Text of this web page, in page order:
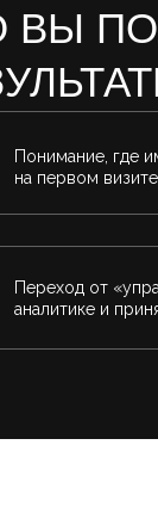
Понимание, где
на первом
Переход от
аналитике и
ВЫ